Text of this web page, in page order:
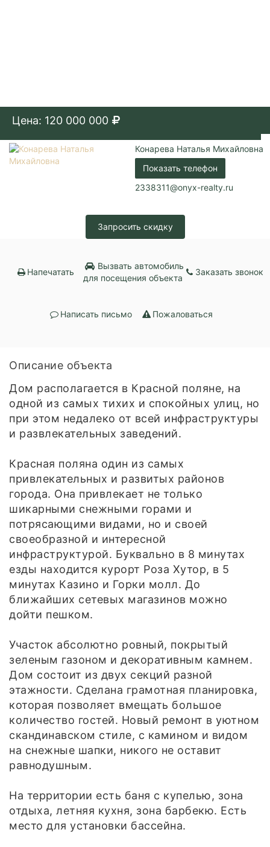
Цена: 120 000 000
Конарева Наталья Михайловна
Показать телефон
2338311@onyx-realty.ru
Запросить скидку
Напечатать
Вызвать автомобиль
для посещения объекта
Заказать звонок
Написать письмо Пожаловаться
Описание объекта
Дом располагается в Красной поляне, на
одной из самых тихих и спокойных улиц, но
при этом недалеко от всей инфраструктуры
и развлекательных заведений.
Красная поляна один из самых
привлекательных и развитых районов
города. Она привлекает не только
шикарными снежными горами и
потрясающими видами, но и своей
своеобразной и интересной
инфраструктурой. Буквально в 8 минутах
езды находится курорт Роза Хутор, в 5
минутах Казино и Горки молл. До
ближайших сетевых магазинов можно
дойти пешком.
Участок абсолютно ровный, покрытый
зеленым газоном и декоративным камнем.
Дом состоит из двух секций разной
этажности. Сделана грамотная планировка,
которая позволяет вмещать большое
количество гостей. Новый ремонт в уютном
скандинавском стиле, с камином и видом
на снежные шапки, никого не оставит
равнодушным.
На территории есть баня с купелью, зона
отдыха, летняя кухня, зона барбекю. Есть
место для установки бассейна.